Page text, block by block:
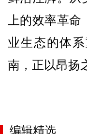
上的效率革
业生态的体
南，正以昂扬
编辑精选